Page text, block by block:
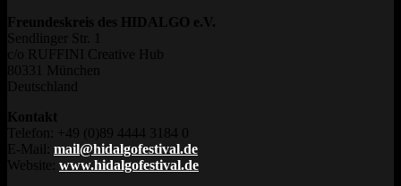
Freundeskreis des HIDALGO e.V.
Sendlinger Str. 1
c/o RUFFINI Creative Hub
80331 München
Deutschland
Kontakt
Telefon: +49 (0)89 4444 3184 0
E-Mail: mail@hidalgofestival.de
Website: www.hidalgofestival.de